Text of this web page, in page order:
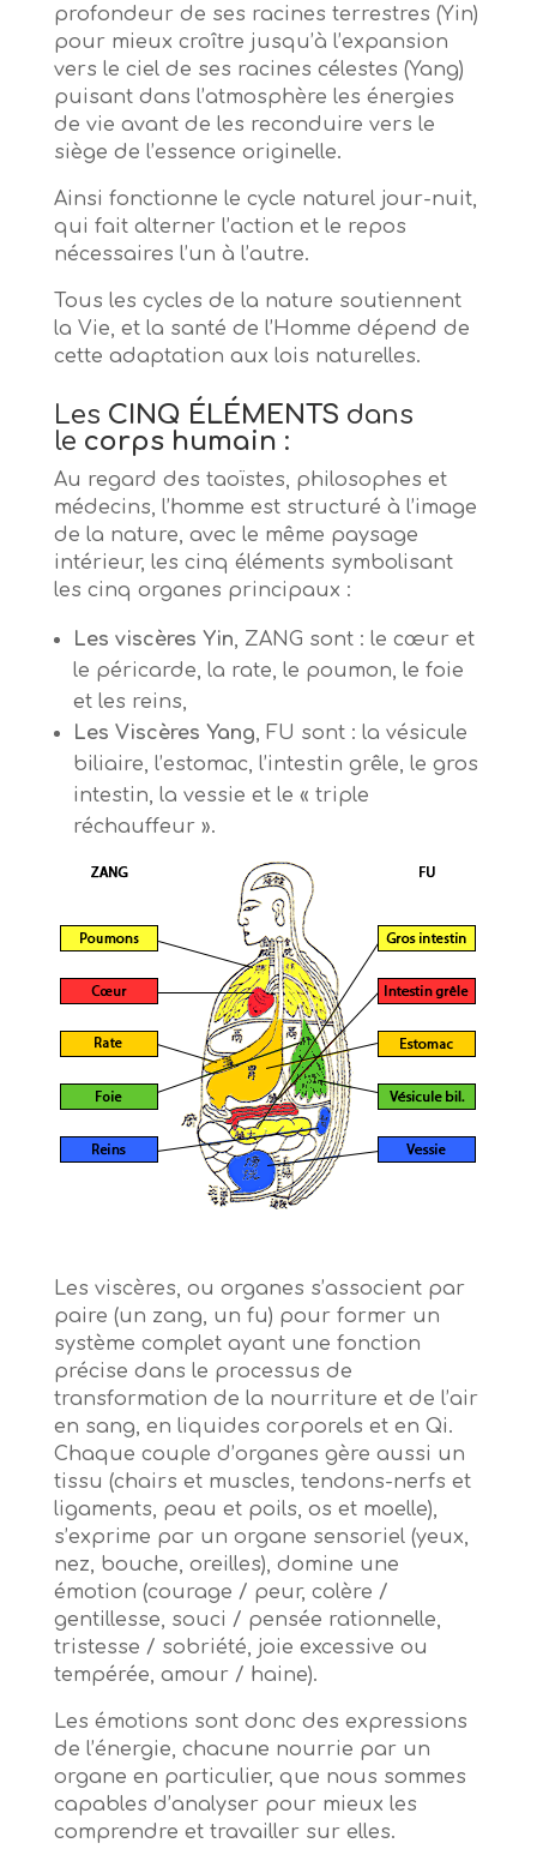
profondeur de ses racines terrestres (Yin)
pour mieux croître jusqu’à l’expansion
vers le ciel de ses racines célestes (Yang)
puisant dans l’atmosphère les énergies
de vie avant de les reconduire vers le
siège de l’essence originelle.
Ainsi fonctionne le cycle naturel jour-nuit,
qui fait alterner l’action et le repos
nécessaires l’un à l’autre.
Tous les cycles de la nature soutiennent
la Vie, et la santé de l’Homme dépend de
cette adaptation aux lois naturelles.
Les CINQ ÉLÉMENTS dans
le corps humain :
Au regard des taoïstes, philosophes et
médecins, l’homme est structuré à l’image
de la nature, avec le même paysage
intérieur, les cinq éléments symbolisant
les cinq organes principaux :
Les viscères Yin, ZANG sont : le cœur et
le péricarde, la rate, le poumon, le foie
et les reins,
Les Viscères Yang, FU sont : la vésicule
biliaire, l’estomac, l’intestin grêle, le gros
intestin, la vessie et le « triple
réchauffeur ».
Les viscères, ou organes s’associent par
paire (un zang, un fu) pour former un
système complet ayant une fonction
précise dans le processus de
transformation de la nourriture et de l’air
en sang, en liquides corporels et en Qi.
Chaque couple d’organes gère aussi un
tissu (chairs et muscles, tendons-nerfs et
ligaments, peau et poils, os et moelle),
s’exprime par un organe sensoriel (yeux,
nez, bouche, oreilles), domine une
émotion (courage / peur, colère /
gentillesse, souci / pensée rationnelle,
tristesse / sobriété, joie excessive ou
tempérée, amour / haine).
Les émotions sont donc des expressions
de l’énergie, chacune nourrie par un
organe en particulier, que nous sommes
capables d’analyser pour mieux les
comprendre et travailler sur elles.